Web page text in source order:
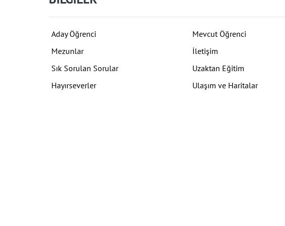
Aday Öğrenci
Mevcut Öğrenci
Mezunlar
İletişim
Sık Sorulan Sorular
Uzaktan Eğitim
Hayırseverler
Ulaşım ve Haritalar